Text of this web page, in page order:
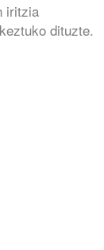
iritzia
dituzte.